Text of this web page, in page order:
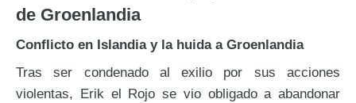
de Groenlandia
Conflicto en Islandia y la huida a Groenlandia
Tras ser condenado al exilio por sus acciones
violentas, Erik el Rojo se vio obligado a abandonar